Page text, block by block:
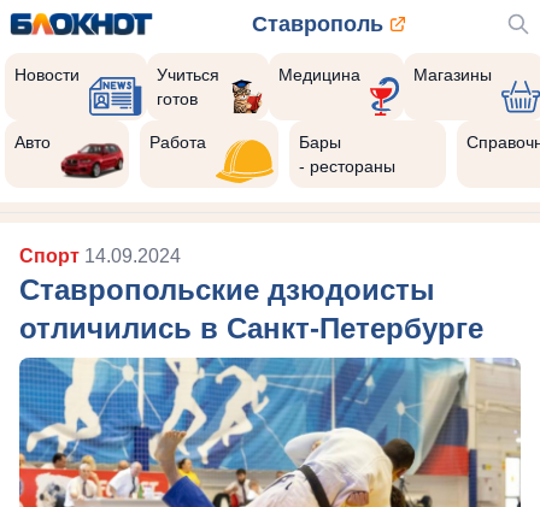
Ставрополь
Новости
Учиться
готов
Медицина Магазины
Авто Работа
Бары
- рестораны
Спорт 14.09.2024
Ставропольские дзюдоисты
отличились в Санкт-Петербурге